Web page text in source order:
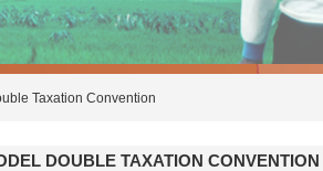
Taxation Convention
DOUBLE TAXATION CONVENTION